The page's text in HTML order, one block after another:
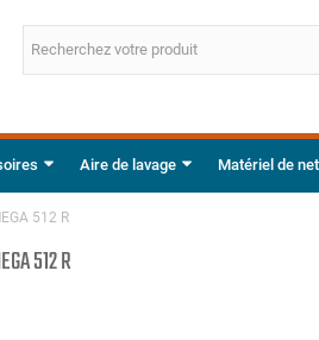
Aire de lavage Matériel de
512 R
512 R